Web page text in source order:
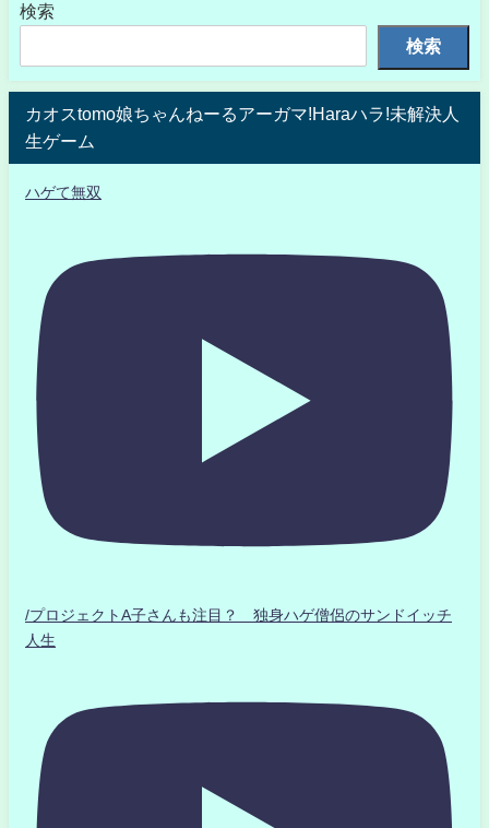
検索
検索
カオスtomo娘ちゃんねーるアーガマ!Haraハラ!未解決人
生ゲーム
ハゲて無双
/プロジェクトA子さんも注目？ 独身ハゲ僧侶のサンドイッチ
人生